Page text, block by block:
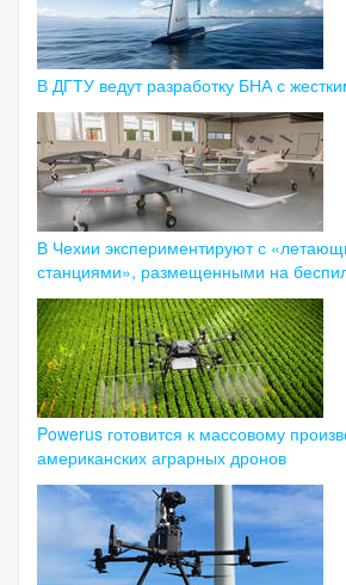
В ДГТУ ведут разработку БНА с
В Чехии экспериментируют с
станциями», размещенными на
Powerus готовится к массовому
американских аграрных дронов